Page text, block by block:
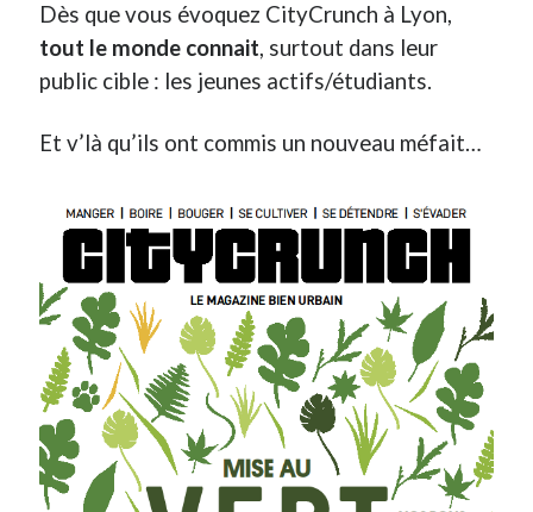
Non classé
Parole de Follower
Patchwork
Post inutile
Sorties cuculturelles
Tavukoi
Vidéos
Dès que vous évoquez CityCrunch à Lyon,
tout le monde connait, surtout dans leur
public cible : les jeunes actifs/étudiants.
Et v’là qu’ils ont commis un nouveau méfait…